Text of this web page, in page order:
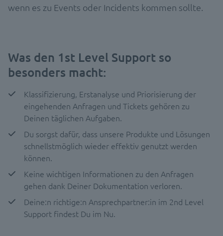
wenn es zu Events oder Incidents kommen sollte.
Was den 1st Level Support so
besonders macht:
Klassifizierung, Erstanalyse und Priorisierung der
eingehenden Anfragen und Tickets gehören zu
Deinen täglichen Aufgaben.
Du sorgst dafür, dass unsere Produkte und Lösungen
schnellstmöglich wieder effektiv genutzt werden
können.
Keine wichtigen Informationen zu den Anfragen
gehen dank Deiner Dokumentation verloren.
Deine:n richtige:n Ansprechpartner:in im 2nd Level
Support findest Du im Nu.